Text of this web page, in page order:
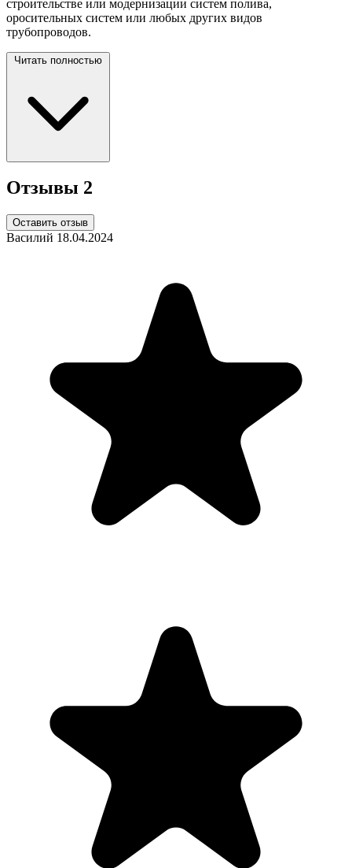
строительстве или модернизации систем полива,
оросительных систем или любых других видов
трубопроводов.
Читать полностью
Отзывы 2
Оставить отзыв
Василий 18.04.2024